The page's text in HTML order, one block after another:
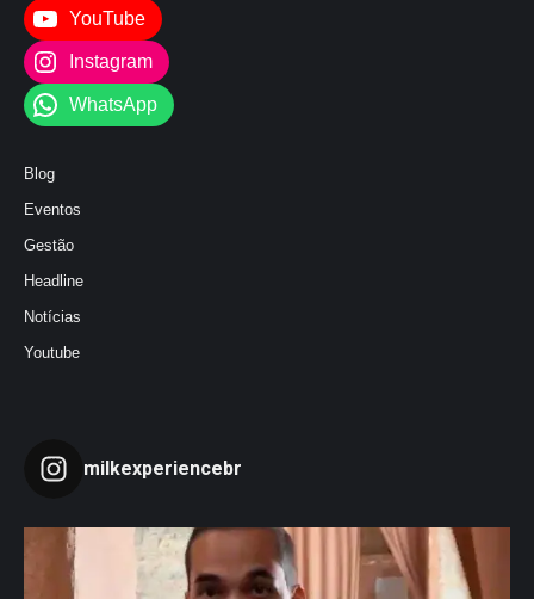
YouTube
Instagram
WhatsApp
Blog
Eventos
Gestão
Headline
Notícias
Youtube
milkexperiencebr